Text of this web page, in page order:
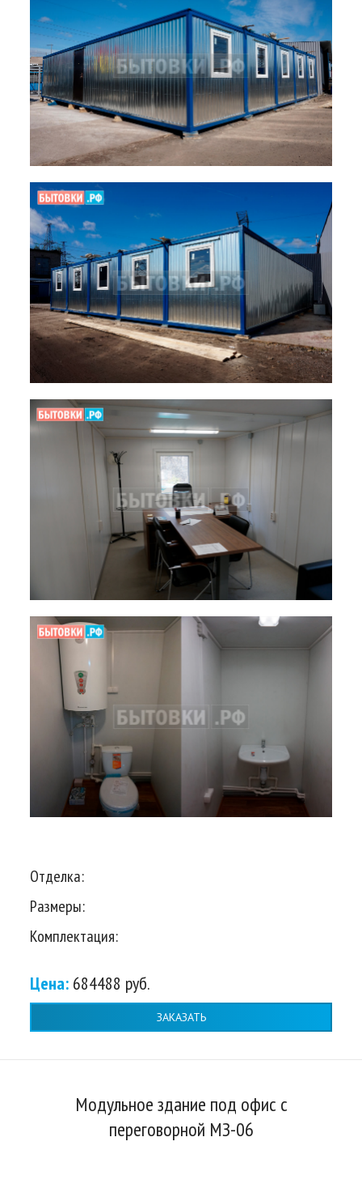
Отделка:
Размеры:
Комплектация:
Цена: 684488 руб.
ЗАКАЗАТЬ
Модульное здание под офис с
переговорной МЗ-06